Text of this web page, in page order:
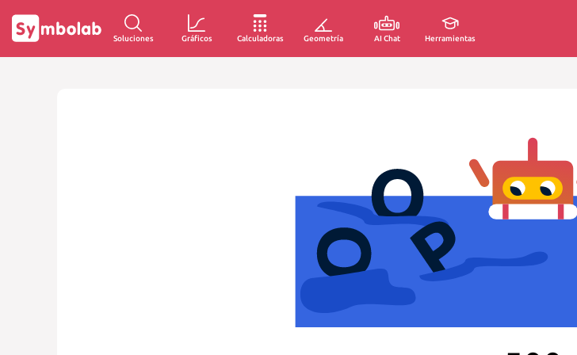
Soluciones Gráficos Calculadoras Geometría AI Chat Herramientas